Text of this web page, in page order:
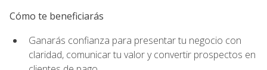
Cómo te beneficiarás
Ganarás confianza para presentar tu negocio con
claridad, comunicar tu valor y convertir prospectos en